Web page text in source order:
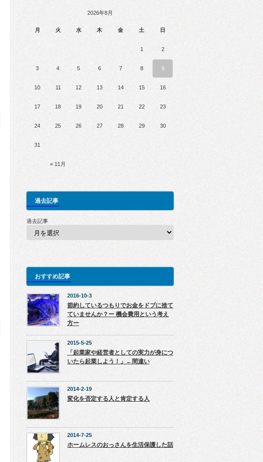
2026年8月
月 火 水 木 金 土 日
« 11月
1 2
3 4 5 6 7 8 9
10 11 12 13 14 15 16
17 18 19 20 21 22 23
24 25 26 27 28 29 30
31
過去記事
過去記事
おすすめ記事
2016-10-3
節約しているつもりでお金をドブに捨て
ていませんか？ー 機会費用という考え
方ー
2015-5-25
「起業家や経営者としての実力が身につ
いたら起業しよう！」←間違い
2014-2-19
変化を否定する人と肯定する人
2014-7-25
ホームレスのおっさんを生活保護した話